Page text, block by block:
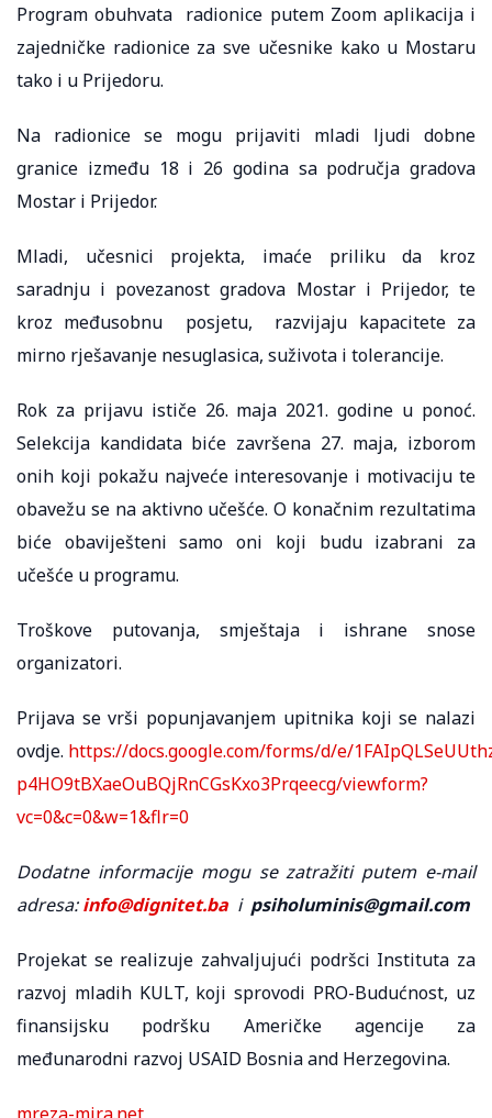
Program obuhvata radionice putem Zoom aplikacija i
zajedničke radionice za sve učesnike kako u Mostaru
tako i u Prijedoru.
Na radionice se mogu prijaviti mladi ljudi dobne
granice između 18 i 26 godina sa područja gradova
Mostar i Prijedor.
Mladi, učesnici projekta, imaće priliku da kroz
saradnju i povezanost gradova Mostar i Prijedor, te
kroz međusobnu posjetu, razvijaju kapacitete za
mirno rješavanje nesuglasica, suživota i tolerancije.
Rok za prijavu ističe 26. maja 2021. godine u ponoć.
Selekcija kandidata biće završena 27. maja, izborom
onih koji pokažu najveće interesovanje i motivaciju te
obavežu se na aktivno učešće. O konačnim rezultatima
biće obaviješteni samo oni koji budu izabrani za
učešće u programu.
Troškove putovanja, smještaja i ishrane snose
organizatori.
Prijava se vrši popunjavanjem upitnika koji se nalazi
ovdje. https://docs.google.com/forms/d/e/
p4HO9tBXaeOuBQjRnCGsKxo3Prqeecg/viewform?
vc=0&c=0&w=1&flr=0
Dodatne informacije mogu se zatražiti putem e-mail
adresa: info@dignitet.ba i psiholuminis@gmail.com
Projekat se realizuje zahvaljujući podršci Instituta za
razvoj mladih KULT, koji sprovodi PRO-Budućnost, uz
finansijsku podršku Američke agencije za
međunarodni razvoj USAID Bosnia and Herzegovina.